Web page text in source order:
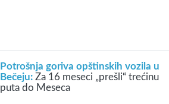
Potrošnja goriva opštinskih vozila u
Bečeju:Za 16 meseci „prešli“ trećinu
puta do Meseca